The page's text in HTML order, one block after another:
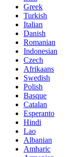
Greek
Turkish
Italian
Danish
Romanian
Indonesian
Czech
Afrikaans
Swedish
Polish
Basque
Catalan
Esperanto
Hindi
Lao
Albanian
Amharic